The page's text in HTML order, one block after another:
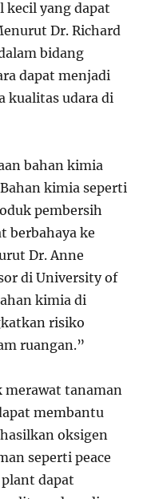
yang dapat
Dr. Richard
bidang
dapat menjadi
kualitas udara di
bahan kimia
kimia seperti
pembersih
berbahaya ke
Dr. Anne
di University of
kimia di
risiko
ruangan.”
merawat tanaman
membantu
oksigen
seperti peace
dapat